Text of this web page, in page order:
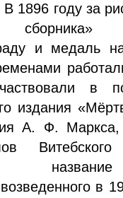
В 1896 году за
сборника»
и медаль
в
издания
А. Ф.
Витебского
в